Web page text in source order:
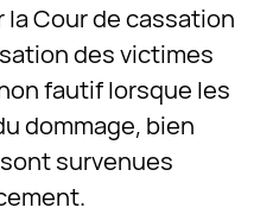
Cour de cassation
des victimes
fautif lorsque les
dommage, bien
survenues